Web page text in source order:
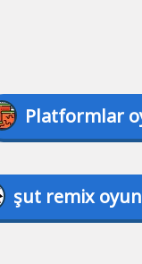
Platformlar
şut remix